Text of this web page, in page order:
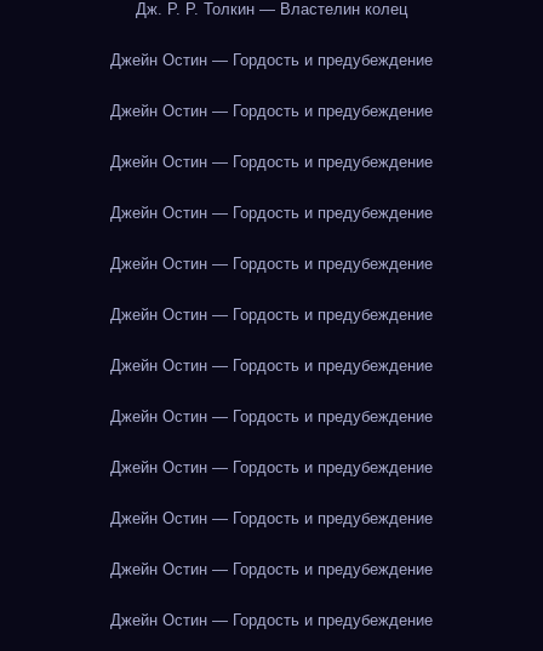
Дж. Р. Р. Толкин — Властелин колец
Джейн Остин — Гордость и предубеждение
Джейн Остин — Гордость и предубеждение
Джейн Остин — Гордость и предубеждение
Джейн Остин — Гордость и предубеждение
Джейн Остин — Гордость и предубеждение
Джейн Остин — Гордость и предубеждение
Джейн Остин — Гордость и предубеждение
Джейн Остин — Гордость и предубеждение
Джейн Остин — Гордость и предубеждение
Джейн Остин — Гордость и предубеждение
Джейн Остин — Гордость и предубеждение
Джейн Остин — Гордость и предубеждение